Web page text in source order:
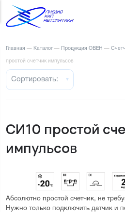
Главная — Каталог — Продукция ОВЕН —
простой счетчик импульсов
Сортировать:
СИ10 простой
импульсов
Абсолютно простой счетчик, не
Нужно только подключить датчик и